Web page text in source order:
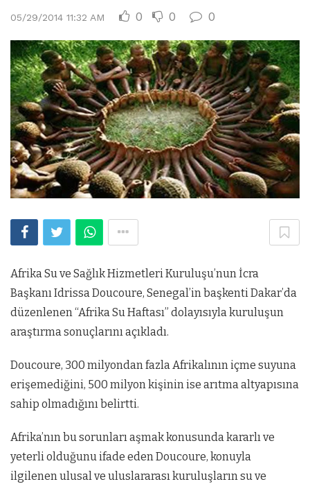
05/29/2014 11:32 AM 0 0 0
Afrika Su ve Sağlık Hizmetleri Kuruluşu’nun İcra
Başkanı Idrissa Doucoure, Senegal’in başkenti Dakar’da
düzenlenen “Afrika Su Haftası” dolayısıyla kuruluşun
araştırma sonuçlarını açıkladı.
Doucoure, 300 milyondan fazla Afrikalının içme suyuna
erişemediğini, 500 milyon kişinin ise arıtma altyapısına
sahip olmadığını belirtti.
Afrika’nın bu sorunları aşmak konusunda kararlı ve
yeterli olduğunu ifade eden Doucoure, konuyla
ilgilenen ulusal ve uluslararası kuruluşların su ve